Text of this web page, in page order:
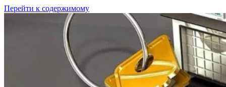
Перейти к содержимому